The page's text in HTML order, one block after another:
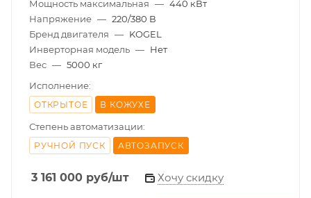
Мощность максимальная — 440 кВт
Напряжение — 220/380 В
Бренд двигателя — KOGEL
Инверторная модель — Нет
Вес — 5000 кг
Исполнение:
ОТКРЫТОЕ В КОЖУХЕ
Степень автоматизации:
РУЧНОЙ ПУСК АВТОЗАПУСК
3 161 000 руб/шт Хочу скидку